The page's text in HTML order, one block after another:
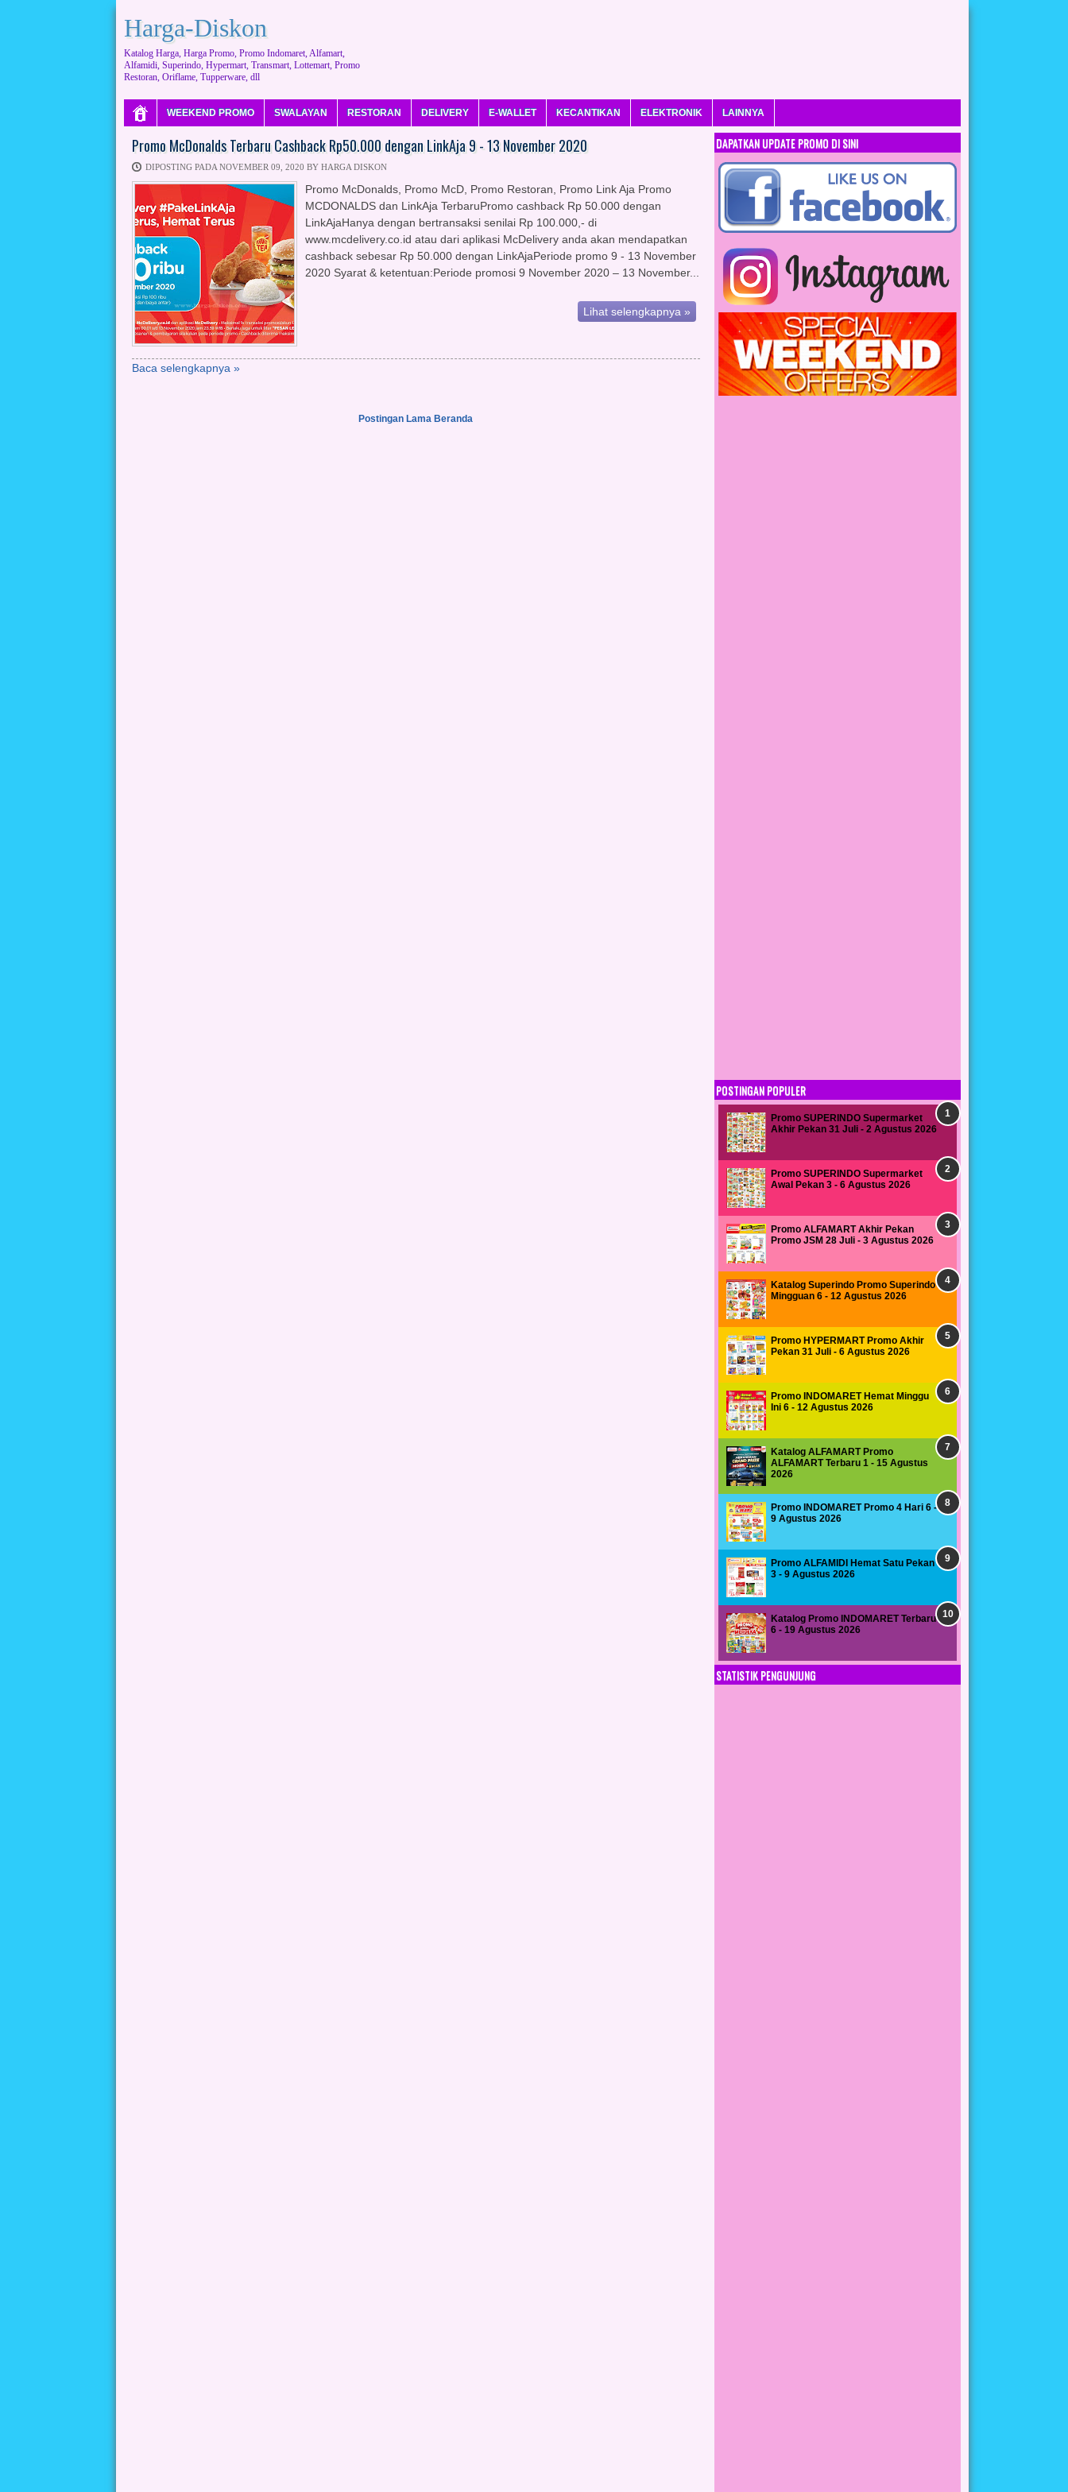
Harga-Diskon
Katalog Harga, Harga Promo, Promo Indomaret, Alfamart,
Alfamidi, Superindo, Hypermart, Transmart, Lottemart, Promo
Restoran, Oriflame, Tupperware, dll
WEEKEND PROMO SWALAYAN RESTORAN DELIVERY E-WALLET KECANTIKAN ELEKTRONIK LAINNYA
Promo McDonalds Terbaru Cashback Rp50.000 dengan LinkAja 9 - 13 November 2020
DIPOSTING PADA NOVEMBER 09, 2020 BY HARGA DISKON
Promo McDonalds, Promo McD, Promo Restoran, Promo Link Aja Promo
MCDONALDS dan LinkAja TerbaruPromo cashback Rp 50.000 dengan
LinkAjaHanya dengan bertransaksi senilai Rp 100.000,- di
www.mcdelivery.co.id atau dari aplikasi McDelivery anda akan mendapatkan
cashback sebesar Rp 50.000 dengan LinkAjaPeriode promo 9 - 13 November
2020 Syarat & ketentuan:Periode promosi 9 November 2020 – 13 November...
Lihat selengkapnya »
Baca selengkapnya »
Postingan Lama Beranda
DAPATKAN UPDATE PROMO DI SINI
POSTINGAN POPULER
Promo SUPERINDO Supermarket
Akhir Pekan 31 Juli - 2 Agustus 2026
Promo SUPERINDO Supermarket
Awal Pekan 3 - 6 Agustus 2026
Promo ALFAMART Akhir Pekan
Promo JSM 28 Juli - 3 Agustus 2026
Katalog Superindo Promo Superindo
Mingguan 6 - 12 Agustus 2026
Promo HYPERMART Promo Akhir
Pekan 31 Juli - 6 Agustus 2026
Promo INDOMARET Hemat Minggu
Ini 6 - 12 Agustus 2026
Katalog ALFAMART Promo
ALFAMART Terbaru 1 - 15 Agustus
2026
Promo INDOMARET Promo 4 Hari 6 -
9 Agustus 2026
Promo ALFAMIDI Hemat Satu Pekan
3 - 9 Agustus 2026
Katalog Promo INDOMARET Terbaru
6 - 19 Agustus 2026
STATISTIK PENGUNJUNG